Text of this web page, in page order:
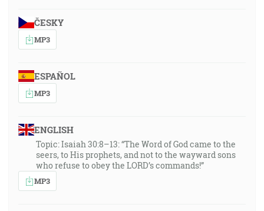
ČESKY
MP3
ESPAÑOL
MP3
ENGLISH
Topic: Isaiah 30:8–13: “The Word of God came to the
seers, to His prophets, and not to the wayward sons
who refuse to obey the LORD’s commands!”
MP3